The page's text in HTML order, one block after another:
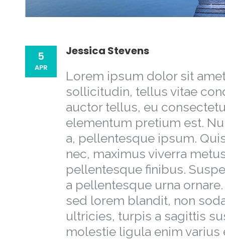
5
APR
Jessica Stevens
Lorem ipsum dolor sit
sollicitudin, tellus vitae
auctor tellus, eu
elementum pretium est.
a, pellentesque ipsum.
nec, maximus viverra
pellentesque finibus.
a pellentesque urna
sed lorem blandit, non
ultricies, turpis a sagittis
molestie ligula enim varius